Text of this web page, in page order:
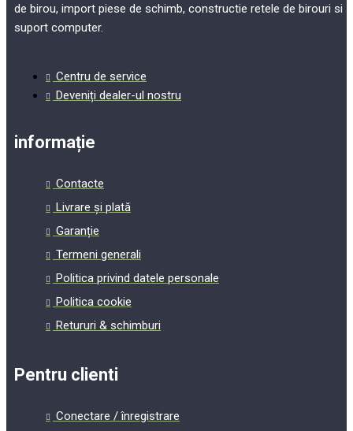
de birou, import piese de schimb, constructie retele de birouri si
suport computer.
Centru de service
Deveniți dealer-ul nostru
informație
Contacte
Livrare și plată
Garanție
Termeni generali
Politica privind datele personale
Politica cookie
Retururi & schimburi
Pentru clienti
Conectare / înregistrare